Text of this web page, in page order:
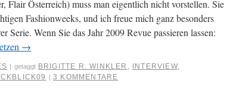
Österreich) muss man eigentlich nicht vorstellen. Sie
Fashionweeks, und ich freue mich ganz besonders
Serie. Wenn Sie das Jahr 2009 Revue passieren lassen:
→
| getaggt BRIGITTE R. WINKLER , INTERVIEW,
| 3 KOMMENTARE